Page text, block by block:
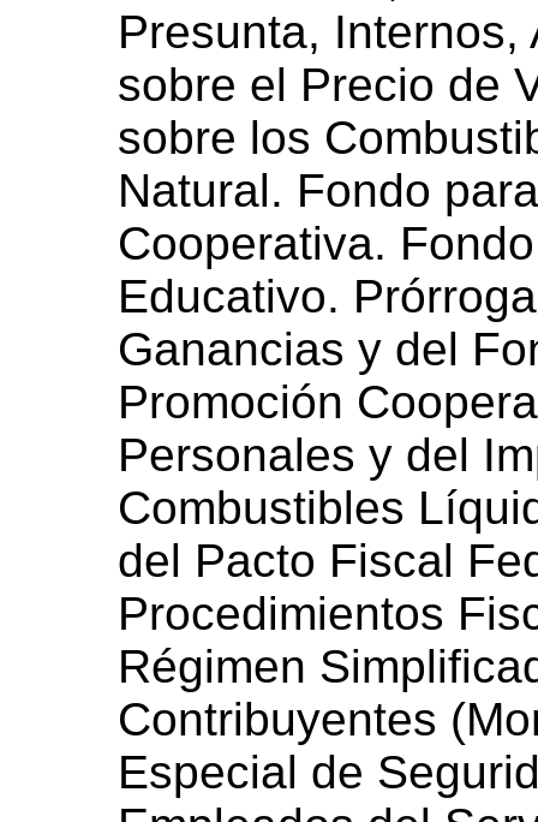
Presunta,
sobre el Precio de
sobre los
Natural. Fondo
Cooperativa.
Educativo.
Ganancias y del
Promoción
Personales y del
Combustibles
del Pacto Fiscal
Procedimientos
Régimen
Contribuyentes
Especial de